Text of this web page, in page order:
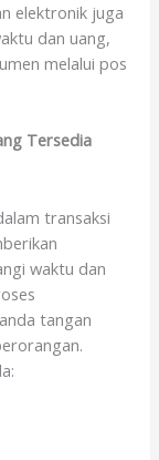
elektronik juga
dan uang,
melalui pos
Tersedia
transaksi
waktu dan
tangan